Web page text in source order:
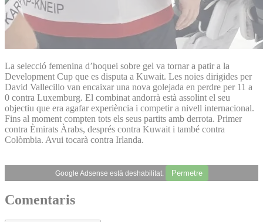
La selecció femenina d’hoquei sobre gel va tornar a patir a la
Development Cup que es disputa a Kuwait. Les noies dirigides per
David Vallecillo van encaixar una nova golejada en perdre per 11 a
0 contra Luxemburg. El combinat andorrà està assolint el seu
objectiu que era agafar experiència i competir a nivell internacional.
Fins al moment compten tots els seus partits amb derrota. Primer
contra Èmirats Àrabs, després contra Kuwait i també contra
Colòmbia. Avui tocarà contra Irlanda.
Google Adsense està deshabilitat. Permetre
Comentaris